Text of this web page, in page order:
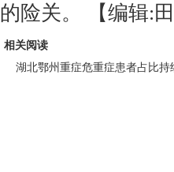
的险关。
【编辑:
相关阅读
湖北鄂州重症危重症患者占比持